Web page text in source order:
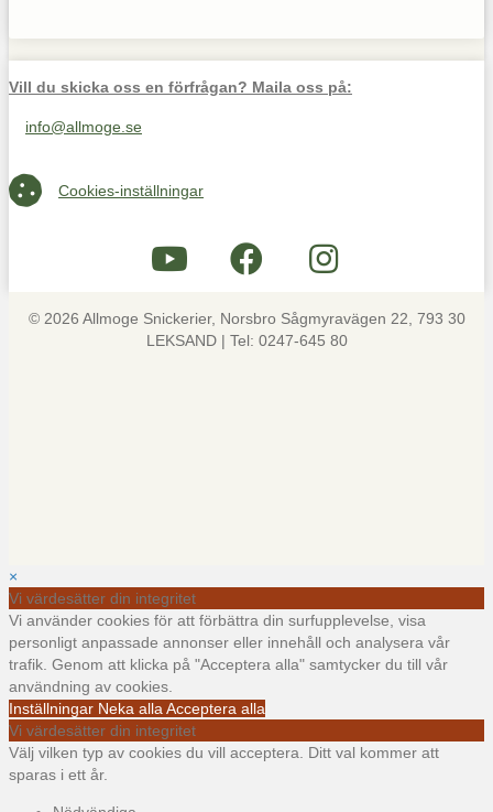
Vill du skicka oss en förfrågan? Maila oss på:
Maila oss på info@allmoge.se
info@allmoge.se
Cookies-inställningar
Cookies-inställningar
© 2026 Allmoge Snickerier, Norsbro Sågmyravägen 22, 793 30
LEKSAND | Tel: 0247-645 80
×
Vi värdesätter din integritet
Vi använder cookies för att förbättra din surfupplevelse, visa
personligt anpassade annonser eller innehåll och analysera vår
trafik. Genom att klicka på "Acceptera alla" samtycker du till vår
användning av cookies.
Inställningar Neka alla Acceptera alla
Vi värdesätter din integritet
Välj vilken typ av cookies du vill acceptera. Ditt val kommer att
sparas i ett år.